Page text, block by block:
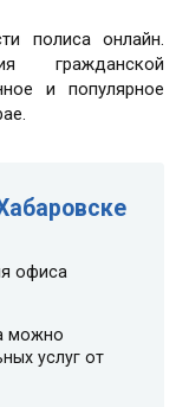
полиса онлайн.
гражданской
и популярное
офиса
можно
услуг от